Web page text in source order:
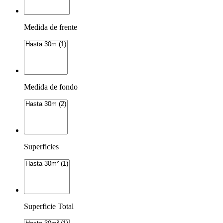
Medida de frente
Medida de fondo
Superficies
Superficie Total